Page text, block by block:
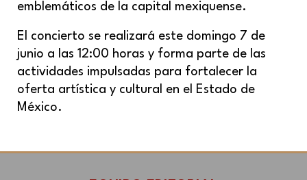
emblemáticos de la capital mexiquense.
El concierto se realizará este domingo 7 de
junio a las 12:00 horas y forma parte de las
actividades impulsadas para fortalecer la
oferta artística y cultural en el Estado de
México.